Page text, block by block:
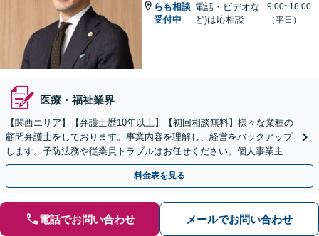
らも相談
受付中
電話・ビデオな
ど)は応相談
9:00~18:00
（平日）
医療・福祉業界
【関西エリア】【弁護士歴10年以上】【初回相談無料】様々な業種の
顧問弁護士をしております。事業内容を理解し、経営をバックアップ
します。予防法務や従業員トラブルはお任せください。個人事業主か
らのご相談も可【休日・夜間相談可】
料金表を見る
電話でお問い合わせ メールでお問い合わせ